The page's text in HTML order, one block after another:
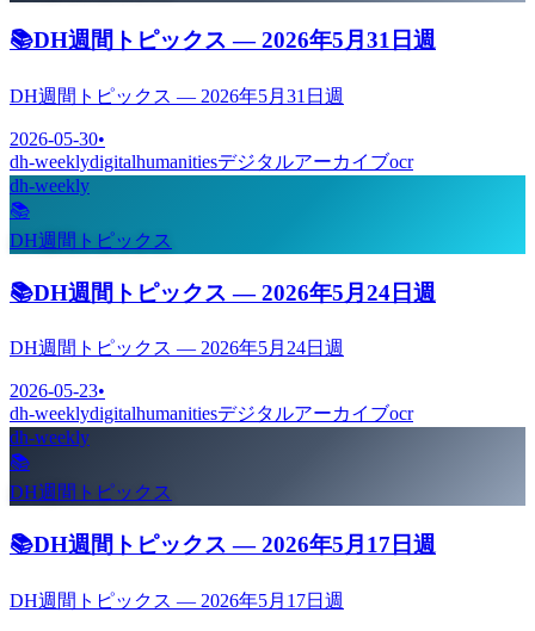
📚DH週間トピックス — 2026年5月31日週
DH週間トピックス — 2026年5月31日週
2026-05-30•
dh-weeklydigitalhumanitiesデジタルアーカイブocr
dh-weekly
📚
DH週間トピックス
📚DH週間トピックス — 2026年5月24日週
DH週間トピックス — 2026年5月24日週
2026-05-23•
dh-weeklydigitalhumanitiesデジタルアーカイブocr
dh-weekly
📚
DH週間トピックス
📚DH週間トピックス — 2026年5月17日週
DH週間トピックス — 2026年5月17日週